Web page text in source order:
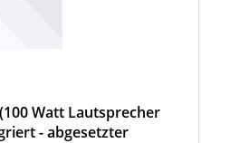
Watt Lautsprecher
- abgesetzter